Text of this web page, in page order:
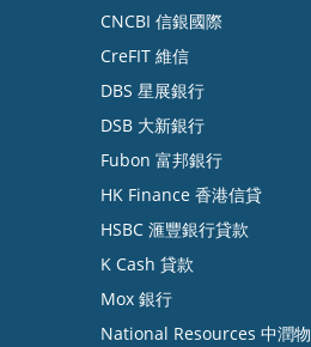
CNCBI 信銀國際
CreFIT 維信
DBS 星展銀行
DSB 大新銀行
Fubon 富邦銀行
HK Finance 香港信貸
HSBC 滙豐銀行貸款
K Cash 貸款
Mox 銀行
National Resources 中潤物